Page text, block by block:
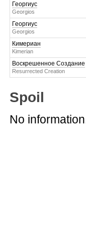
Георгиус
Georgios
Георгиус
Georgios
Кимериан
Kimerian
Воскрешенное Создание
Resurrected Creation
Spoil
No